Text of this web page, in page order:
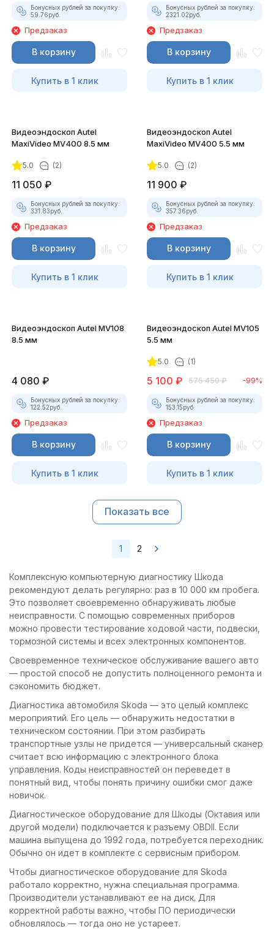
Бонусных рублей за покупку:
59.76руб.
Предзаказ
В корзину
Купить в 1 клик
Бонусных рублей за покупку:
2321.02руб.
Предзаказ
В корзину
Купить в 1 клик
Видеоэндоскоп Autel
MaxiVideo MV400 8.5 мм
5.0 (2)
11 050 ₽
Бонусных рублей за покупку:
331.83руб.
Предзаказ
В корзину
Купить в 1 клик
Видеоэндоскоп Autel
MaxiVideo MV400 5.5 мм
5.0 (2)
11 900 ₽
Бонусных рублей за покупку:
357.36руб.
Предзаказ
В корзину
Купить в 1 клик
Видеоэндоскоп Autel MV108
8.5 мм
4 080 ₽
Бонусных рублей за покупку:
122.52руб.
Предзаказ
В корзину
Купить в 1 клик
Видеоэндоскоп Autel MV105
5.5 мм
5.0 (1)
5 100 ₽ 575 450 ₽ -99%
Бонусных рублей за покупку:
153.15руб.
Предзаказ
В корзину
Купить в 1 клик
Показать все
1 2
Комплексную компьютерную диагностику Шкода
рекомендуют делать регулярно: раз в 10 000 км пробега.
Это позволяет своевременно обнаруживать любые
неисправности. С помощью современных приборов
можно провести тестирование ходовой части, подвески,
тормозной системы и всех электронных компонентов.
Своевременное техническое обслуживание вашего авто
— простой способ не допустить полноценного ремонта и
сэкономить бюджет.
Диагностика автомобиля Skoda — это целый комплекс
мероприятий. Его цель — обнаружить недостатки в
техническом состоянии. При этом разбирать
транспортные узлы не придется — универсальный сканер
считает всю информацию с электронного блока
управления. Коды неисправностей он переведет в
понятный вид, чтобы понять причину ошибки смог даже
новичок.
Диагностическое оборудование для Шкоды (Октавия или
другой модели) подключается к разъему OBDII. Если
машина выпущена до 1992 года, потребуется переходник.
Обычно он идет в комплекте с сервисным прибором.
Чтобы диагностическое оборудование для Skoda
работало корректно, нужна специальная программа.
Производители устанавливают ее на диск. Для
корректной работы важно, чтобы ПО периодически
обновлялось — тогда оно не устареет.